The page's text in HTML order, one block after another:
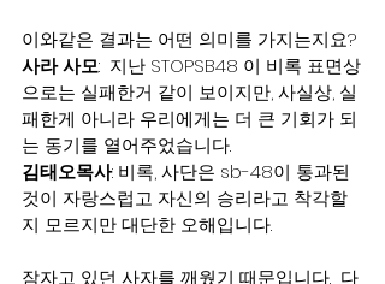
이와같은 결과는 어떤 의미를 가지는지요?
사라 사모:  지난 STOPSB48 이 비록 표면상
으로는 실패한거 같이 보이지만, 사실상, 실
패한게 아니라 우리에게는 더 큰 기회가 되
는 동기를 열어주었습니다.
김태오목사: 비록, 사단은 sb-48이 통과된
것이 자랑스럽고 자신의 승리라고 착각할
지 모르지만 대단한 오해입니다.
잠자고 있던 사자를 깨웠기 때문입니다.  다